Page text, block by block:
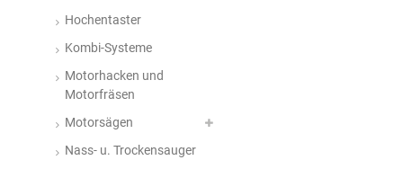
Hochentaster
Kombi-Systeme
Motorhacken und
Motorfräsen
Motorsägen
Nass- u. Trockensauger